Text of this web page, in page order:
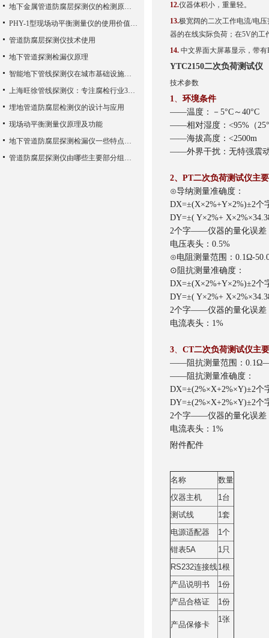
12.仪器体积小，重量轻。
13.极宽阔的二次工作电流/电
器的在线实际负荷；在5V的工
14.中文界面大屏幕显示，带有
YTC2150二次负荷测试仪
技术参数
1、 环境条件
——温度：－5°C～40°C
——相对湿度：<95%（
——海拔高度：<2500m
——外界干扰：无特强震
2、PT二次负荷测试仪主
⊙导纳测量准确度：
DX=±(X×2%+Y×2%)±2个
DY=±( Y×2%+
2个字——仪器的量化误差
电压表头：0.5%
⊙电阻测量范围：0.1Ω-
⊙阻抗测量准确度：
DX=±(X×2%+Y×2%)±2个
DY=±( Y×2%+
2个字——仪器的量化误差
电流表头：1%
3、 CT二次负荷测试仪主
——阻抗测量范围：
——阻抗测量准确度：
DX=±(2%×X+2%×Y)±2个
DY=±(2%×X+2%×Y)±2个
2个字——仪器的量化误差
电流表头：1%
附件配件
名称
数量
仪器主机
1台
测试线
1套
电源适配器
1个
钳表5A
1只
RS232连接线1根
产品说明书
1份
产品合格证
1份
产品保修卡
1张
地下金属管道防腐层探测仪的检测原理及方法
PHY-1型现场动平衡测量仪的使用价值需求分析
管道防腐层探测仪技术使用
地下管道探测检漏仪原理
智能地下管线探测仪在城市基础设施中的应用
上海旺徐管线探测仪：专注腐检行业30年
埋地管道防腐层检测仪的设计与应用
现场动平衡测量仪原理及功能
地下管道防腐层探测检漏仪一些特点介绍以及组成结构
管道防腐层探测仪由哪些主要部分组成？